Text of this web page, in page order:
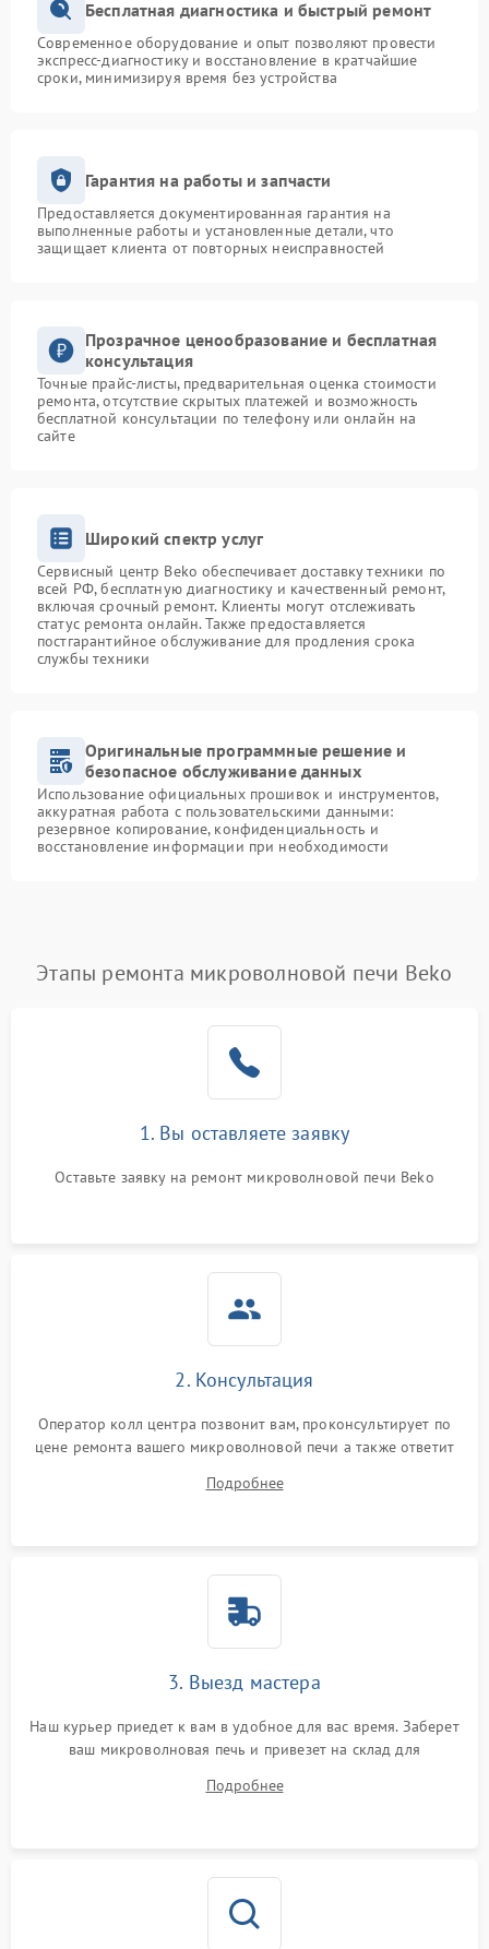
Бесплатная диагностика и быстрый ремонт
Современное оборудование и опыт позволяют провести
экспресс-диагностику и восстановление в кратчайшие
сроки, минимизируя время без устройства
Гарантия на работы и запчасти
Предоставляется документированная гарантия на
выполненные работы и установленные детали, что
защищает клиента от повторных неисправностей
Прозрачное ценообразование и бесплатная
консультация
Точные прайс-листы, предварительная оценка стоимости
ремонта, отсутствие скрытых платежей и возможность
бесплатной консультации по телефону или онлайн на
сайте
Широкий спектр услуг
Сервисный центр Beko обеспечивает доставку техники по
всей РФ, бесплатную диагностику и качественный ремонт,
включая срочный ремонт. Клиенты могут отслеживать
статус ремонта онлайн. Также предоставляется
постгарантийное обслуживание для продления срока
службы техники
Оригинальные программные решение и
безопасное обслуживание данных
Использование официальных прошивок и инструментов,
аккуратная работа с пользовательскими данными:
резервное копирование, конфиденциальность и
восстановление информации при необходимости
Этапы ремонта микроволновой печи Beko
1. Вы оставляете заявку
Оставьте заявку на ремонт микроволновой печи Beko
2. Консультация
Оператор колл центра позвонит вам, проконсультирует по
цене ремонта вашего микроволновой печи а также ответит
Подробнее
3. Выезд мастера
Наш курьер приедет к вам в удобное для вас время. Заберет
ваш микроволновая печь и привезет на склад для
Подробнее